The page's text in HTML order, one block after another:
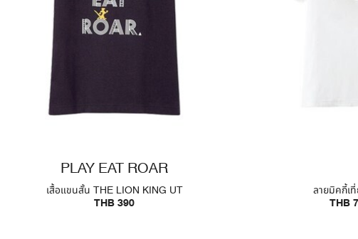
PLAY EAT ROAR
เสื้อแขนสั้น THE LION KING UT
THB 390
ลายมิคกี้เ
THB